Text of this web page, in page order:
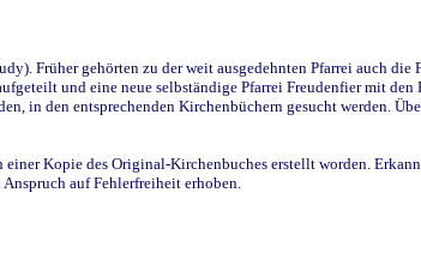
Früher gehörten zu der weit ausgedehnten Pfarrei auch
und eine neue selbständige Pfarrei Freudenfier mit
in den entsprechenden Kirchenbüchern gesucht werden.
Kopie des Original-Kirchenbuches erstellt worden.
auf Fehlerfreiheit erhoben.